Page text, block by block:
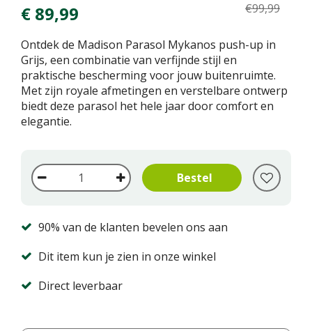
€99,99
€ 89,99
Ontdek de Madison Parasol Mykanos push-up in
Grijs, een combinatie van verfijnde stijl en
praktische bescherming voor jouw buitenruimte.
Met zijn royale afmetingen en verstelbare ontwerp
biedt deze parasol het hele jaar door comfort en
elegantie.
90% van de klanten bevelen ons aan
Dit item kun je zien in onze winkel
Direct leverbaar